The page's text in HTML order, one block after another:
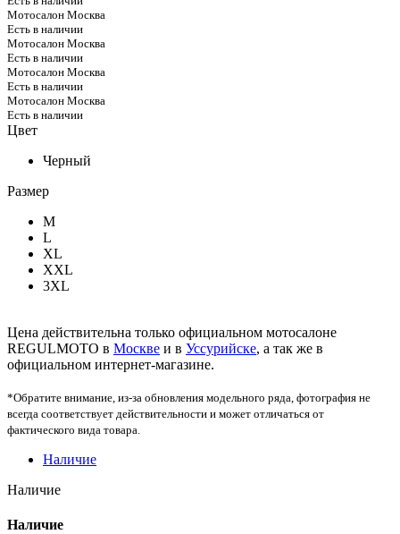
Мотосалон Москва
Есть в наличии
Мотосалон Москва
Есть в наличии
Мотосалон Москва
Есть в наличии
Мотосалон Москва
Есть в наличии
Цвет
Черный
Размер
M
L
XL
XXL
3XL
Цена действительна только официальном мотосалоне
REGULMOTO в Москве и в Уссурийске, а так же в
официальном интернет-магазине.
*Обратите внимание, из-за обновления модельного ряда, фотография не
всегда соответствует действительности и может отличаться от
фактического вида товара.
Наличие
Наличие
Наличие